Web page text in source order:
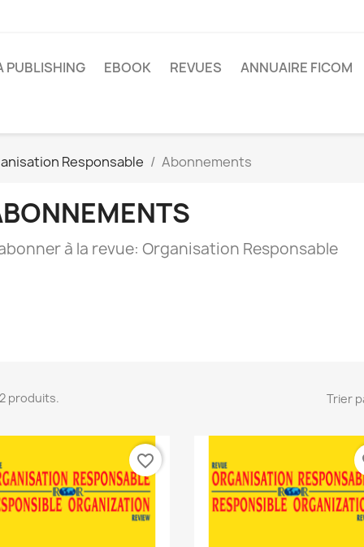
PUBLISHING EBOOK REVUES ANNUAIRE FICOM
Responsable Abonnements
à la revue: Organisation Responsable
produits. Trier
favorite_border